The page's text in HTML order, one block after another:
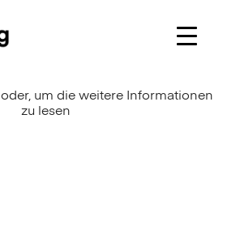
oder, um die weitere Informationen
zu lesen